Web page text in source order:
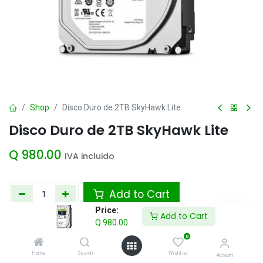
Price:
Q 980.00
Add to Cart
Home Search
0
Wishlist Account
Shop Disco Duro de 2TB SkyHawk Lite
Disco Duro de 2TB SkyHawk Lite
Q 980.00 IVA incluido
Add to Cart
Agregar a la lista de deseos